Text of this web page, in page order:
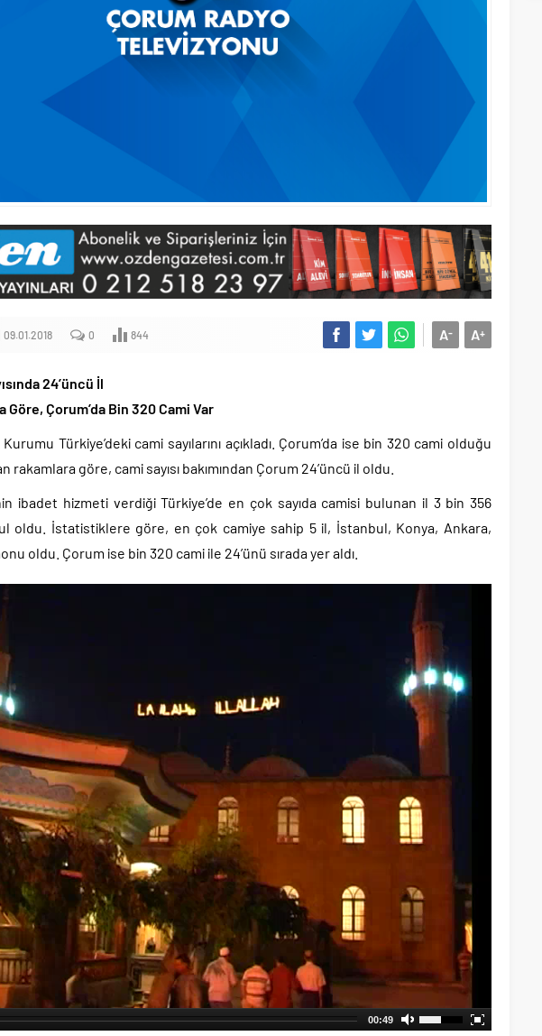
09.01.2018 0 844 A+
A-
24’üncü İl
Göre, Çorum’da Bin 320 Cami Var
Türkiye’deki cami sayılarını açıkladı. Çorum’da ise bin 320 cami olduğu
rakamlara göre, cami sayısı bakımından Çorum 24’üncü il oldu.
ibadet hizmeti verdiği Türkiye’de en çok sayıda camisi bulunan il 3 bin 356
oldu. İstatistiklere göre, en çok camiye sahip 5 il, İstanbul, Konya, Ankara,
oldu. Çorum ise bin 320 cami ile 24’ünü sırada yer aldı.
00:49